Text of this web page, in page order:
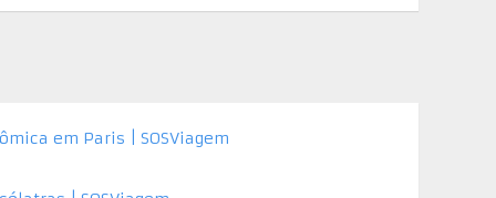
em Paris | SOSViagem